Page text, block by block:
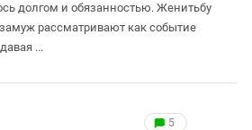
долгом и обязанностью. Женитьбу
рассматривают как событие
...
5